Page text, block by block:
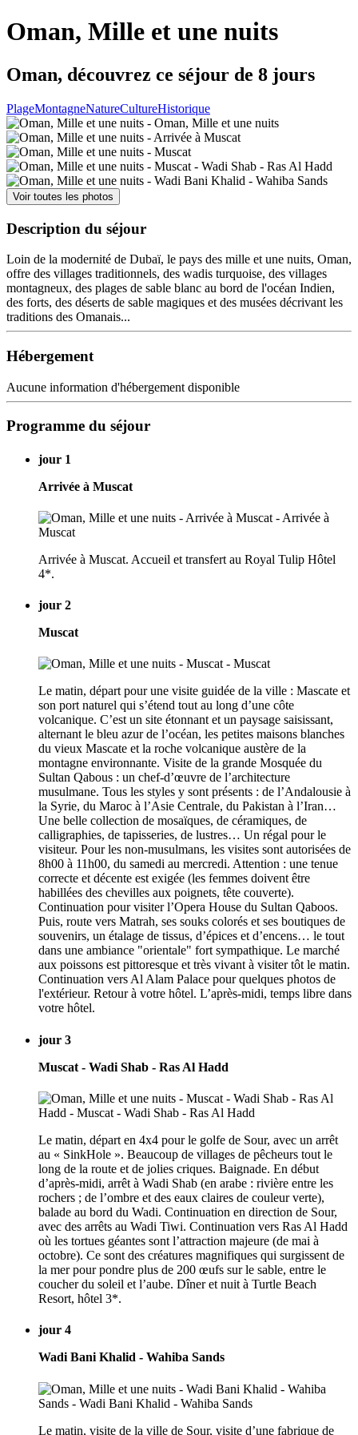
Oman, Mille et une nuits
Oman, découvrez ce séjour de 8 jours
PlageMontagneNatureCultureHistorique
Voir toutes les photos
Description du séjour
Loin de la modernité de Dubaï, le pays des mille et une nuits, Oman,
offre des villages traditionnels, des wadis turquoise, des villages
montagneux, des plages de sable blanc au bord de l'océan Indien,
des forts, des déserts de sable magiques et des musées décrivant les
traditions des Omanais...
Hébergement
Aucune information d'hébergement disponible
Programme du séjour
jour 1
Arrivée à Muscat
Arrivée à Muscat. Accueil et transfert au Royal Tulip Hôtel
4*.
jour 2
Muscat
Le matin, départ pour une visite guidée de la ville : Mascate et
son port naturel qui s’étend tout au long d’une côte
volcanique. C’est un site étonnant et un paysage saisissant,
alternant le bleu azur de l’océan, les petites maisons blanches
du vieux Mascate et la roche volcanique austère de la
montagne environnante. Visite de la grande Mosquée du
Sultan Qabous : un chef-d’œuvre de l’architecture
musulmane. Tous les styles y sont présents : de l’Andalousie à
la Syrie, du Maroc à l’Asie Centrale, du Pakistan à l’Iran…
Une belle collection de mosaïques, de céramiques, de
calligraphies, de tapisseries, de lustres… Un régal pour le
visiteur. Pour les non-musulmans, les visites sont autorisées de
8h00 à 11h00, du samedi au mercredi. Attention : une tenue
correcte et décente est exigée (les femmes doivent être
habillées des chevilles aux poignets, tête couverte).
Continuation pour visiter l’Opera House du Sultan Qaboos.
Puis, route vers Matrah, ses souks colorés et ses boutiques de
souvenirs, un étalage de tissus, d’épices et d’encens… le tout
dans une ambiance "orientale" fort sympathique. Le marché
aux poissons est pittoresque et très vivant à visiter tôt le matin.
Continuation vers Al Alam Palace pour quelques photos de
l'extérieur. Retour à votre hôtel. L’après-midi, temps libre dans
votre hôtel.
jour 3
Muscat - Wadi Shab - Ras Al Hadd
Le matin, départ en 4x4 pour le golfe de Sour, avec un arrêt
au « SinkHole ». Beaucoup de villages de pêcheurs tout le
long de la route et de jolies criques. Baignade. En début
d’après-midi, arrêt à Wadi Shab (en arabe : rivière entre les
rochers ; de l’ombre et des eaux claires de couleur verte),
balade au bord du Wadi. Continuation en direction de Sour,
avec des arrêts au Wadi Tiwi. Continuation vers Ras Al Hadd
où les tortues géantes sont l’attraction majeure (de mai à
octobre). Ce sont des créatures magnifiques qui surgissent de
la mer pour pondre plus de 200 œufs sur le sable, entre le
coucher du soleil et l’aube. Dîner et nuit à Turtle Beach
Resort, hôtel 3*.
jour 4
Wadi Bani Khalid - Wahiba Sands
Le matin, visite de la ville de Sour, visite d’une fabrique de